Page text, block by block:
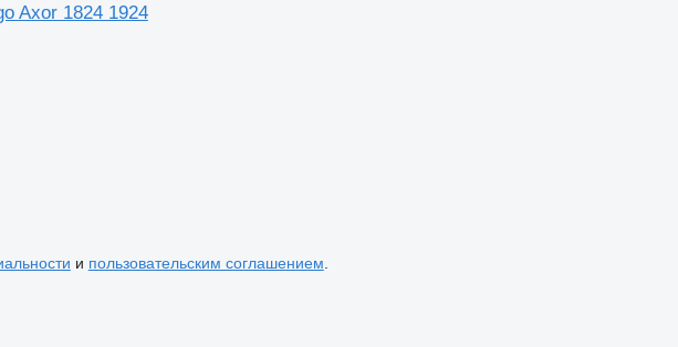
Axor 1824 1924
и пользовательским соглашением